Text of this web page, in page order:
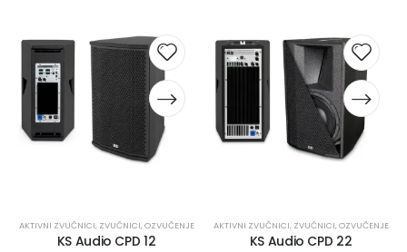
AKTIVNI ZVUČNICI, ZVUČNICI,OZVUČENJE
KS Audio CPD 12
AKTIVNI ZVUČNICI, ZVUČNICI,OZVUČENJE
KS Audio CPD 22